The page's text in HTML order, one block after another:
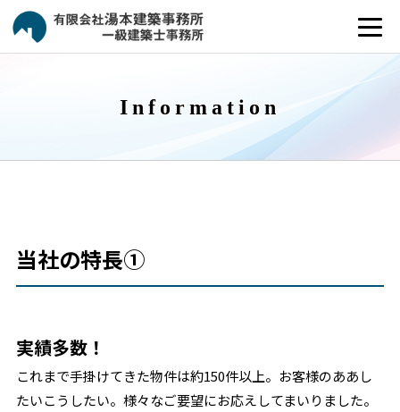
Information
当社の特長①
実績多数！
これまで手掛けてきた物件は約150件以上。お客様のああし
たいこうしたい。様々なご要望にお応えしてまいりました。